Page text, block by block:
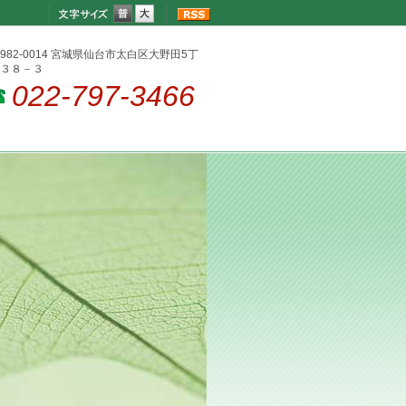
0014 宮城県仙台市太白区大野田5丁
８－３
022-797-3466